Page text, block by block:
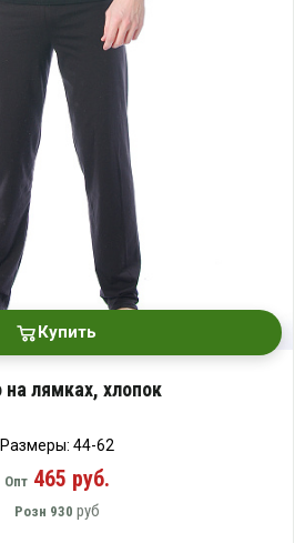
Купить
на лямках, хлопок
Размеры: 44-62
Опт465 руб.
Розн 930 руб